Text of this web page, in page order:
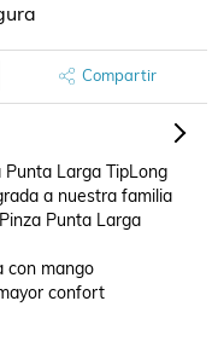
Compartir
Larga TipLong
a nuestra familia
Punta Larga
con mango
confort